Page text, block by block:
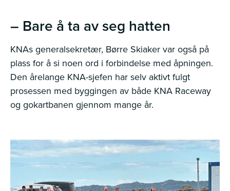
– Bare å ta av seg hatten
KNAs generalsekretær, Børre Skiaker var også på
plass for å si noen ord i forbindelse med åpningen.
Den årelange KNA-sjefen har selv aktivt fulgt
prosessen med byggingen av både KNA Raceway
og gokartbanen gjennom mange år.